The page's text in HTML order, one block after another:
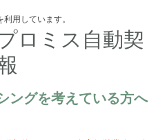
用しています。
ロミス自動契
ングを考えている方へ